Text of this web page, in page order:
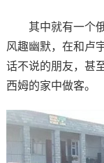
其中就有一个俄
风趣幽默，在和卢
话不说的朋友，甚
西姆的家中做客。